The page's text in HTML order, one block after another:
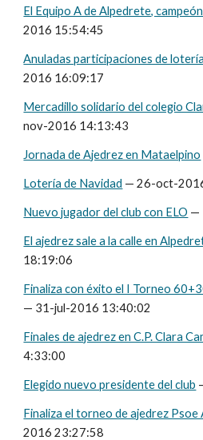
El Equipo A de Alpedrete,
2016 15:54:45
Anuladas participaciones de
2016 16:09:17
Mercadillo solidario del colegio
nov-2016 14:13:43
Jornada de Ajedrez en Mataelpino
Lotería de Navidad — 26-oct-
Nuevo jugador del club con ELO —
El ajedrez sale a la calle en
18:19:06
Finaliza con éxito el I Torneo
— 31-jul-2016 13:40:02
Finales de ajedrez en C.P. Clara
4:33:00
Elegido nuevo presidente del club
Finaliza el torneo de ajedrez Psoe
2016 23:27:58